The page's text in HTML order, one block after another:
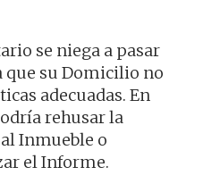
se niega a pasar
que su Domicilio no
adecuadas. En
rehusar la
Inmueble o
el Informe.